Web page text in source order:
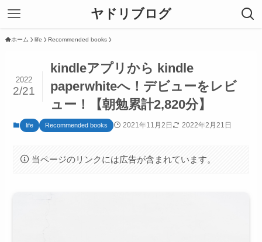
ヤドリブログ
ホーム life Recommended books
kindleアプリから kindle
paperwhiteへ！デビューをレビ
ュー！【朝勉累計2,820分】
2022
2/21
life Recommended books 2021年11月2日 2022年2月21日
当ページのリンクには広告が含まれています。